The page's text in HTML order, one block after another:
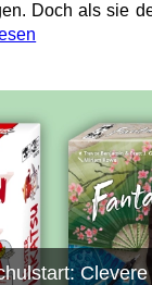
Doch als sie